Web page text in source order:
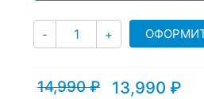
- Количество
+
14,990₽
Первоначальная13,990 ₽
Текущая